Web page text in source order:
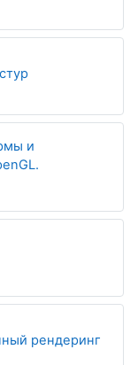
Файл
и
рендеринг